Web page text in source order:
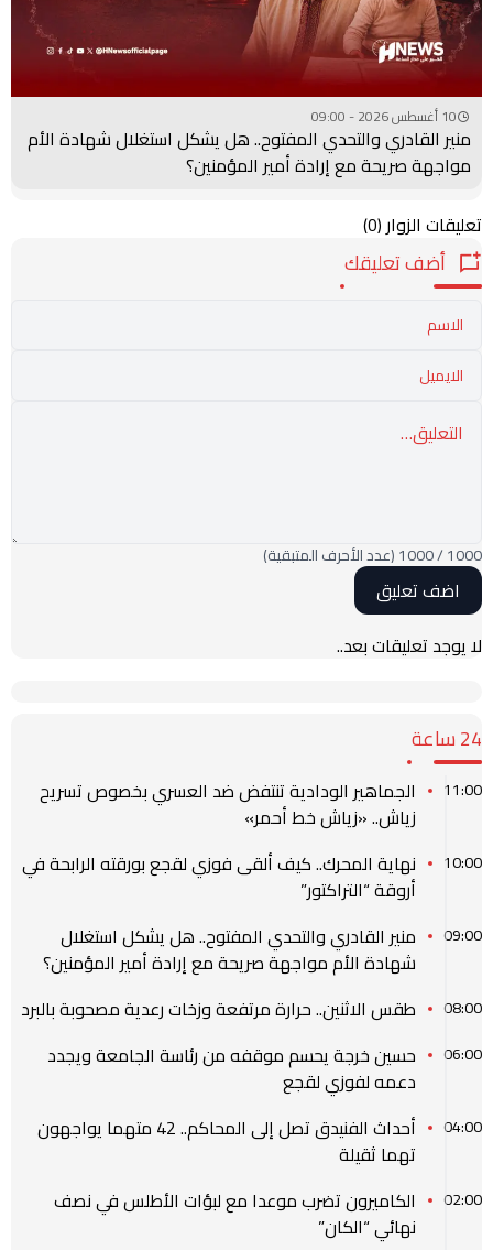
10 أغسطس 2026 - 09:00
منير القادري والتحدي المفتوح.. هل يشكل استغلال شهادة الأم
مواجهة صريحة مع إرادة أمير المؤمنين؟
تعليقات الزوار(0)
أضف تعليقك
1000
/
1000(عدد الأحرف المتبقية)
لا يوجد تعليقات بعد..
24 ساعة
11:00
الجماهير الودادية تنتفض ضد العسري بخصوص تسريح
زياش.. «زياش خط أحمر»
10:00
نهاية المحرك.. كيف ألقى فوزي لقجع بورقته الرابحة في
أروقة “التراكتور”
09:00
منير القادري والتحدي المفتوح.. هل يشكل استغلال
شهادة الأم مواجهة صريحة مع إرادة أمير المؤمنين؟
08:00 طقس الاثنين.. حرارة مرتفعة وزخات رعدية مصحوبة بالبرد
06:00
حسين خرجة يحسم موقفه من رئاسة الجامعة ويجدد
دعمه لفوزي لقجع
04:00
أحداث الفنيدق تصل إلى المحاكم.. 42 متهما يواجهون
تهما ثقيلة
02:00
الكاميرون تضرب موعدا مع لبؤات الأطلس في نصف
نهائي “الكان”